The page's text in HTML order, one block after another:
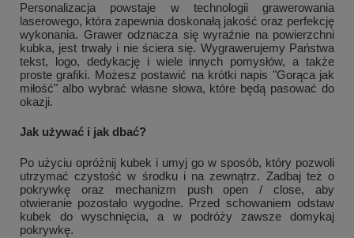
Personalizacja powstaje w technologii grawerowania
laserowego, która zapewnia doskonałą jakość oraz perfekcję
wykonania. Grawer odznacza się wyraźnie na powierzchni
kubka, jest trwały i nie ściera się. Wygrawerujemy Państwa
tekst, logo, dedykację i wiele innych pomysłów, a także
proste grafiki. Możesz postawić na krótki napis "Gorąca jak
miłość" albo wybrać własne słowa, które będą pasować do
okazji.
Jak używać i jak dbać?
Po użyciu opróżnij kubek i umyj go w sposób, który pozwoli
utrzymać czystość w środku i na zewnątrz. Zadbaj też o
pokrywkę oraz mechanizm push open / close, aby
otwieranie pozostało wygodne. Przed schowaniem odstaw
kubek do wyschnięcia, a w podróży zawsze domykaj
pokrywkę.